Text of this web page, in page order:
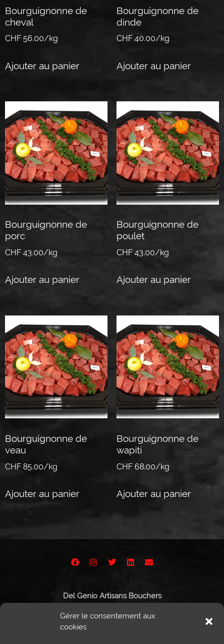
Gérer le consentement aux
cookies
Bourguignonne de
cheval
CHF 56.00/kg
Ajouter au panier
Bourguignonne de
dinde
CHF 40.00/kg
Ajouter au panier
Bourguignonne de
porc
CHF 43.00/kg
Ajouter au panier
Bourguignonne de
poulet
CHF 43.00/kg
Ajouter au panier
Bourguignonne de
veau
CHF 85.00/kg
Ajouter au panier
Bourguignonne de
wapiti
CHF 68.00/kg
Ajouter au panier
Del Genio Artisans Bouchers
1950 Sion